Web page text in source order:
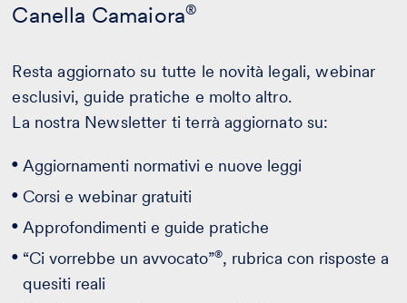
Canella Camaiora®
Resta aggiornato su tutte le novità legali, webinar
esclusivi, guide pratiche e molto altro.
La nostra Newsletter ti terrà aggiornato su:
Aggiornamenti normativi e nuove leggi
Corsi e webinar gratuiti
Approfondimenti e guide pratiche
“Ci vorrebbe un avvocato”®, rubrica con risposte a
quesiti reali